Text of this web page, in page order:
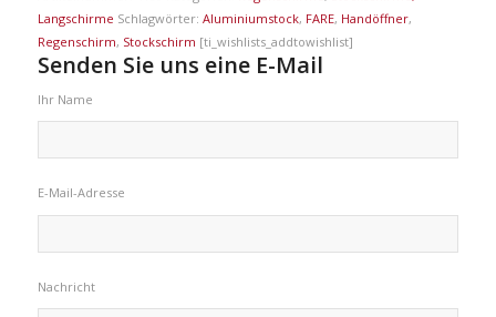
Langschirme Schlagwörter: Aluminiumstock, FARE, Handöffner,
Regenschirm, Stockschirm [ti_wishlists_addtowishlist]
Senden Sie uns eine E-Mail
Ihr Name
E-Mail-Adresse
Nachricht